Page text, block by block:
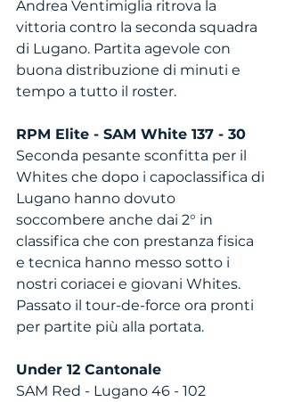
Andrea Ventimiglia ritrova la
vittoria contro la seconda squadra
di Lugano. Partita agevole con
buona distribuzione di minuti e
tempo a tutto il roster.
RPM Elite - SAM White 137 - 30
Seconda pesante sconfitta per il
Whites che dopo i capoclassifica di
Lugano hanno dovuto
soccombere anche dai 2° in
classifica che con prestanza fisica
e tecnica hanno messo sotto i
nostri coriacei e giovani Whites.
Passato il tour-de-force ora pronti
per partite più alla portata.
Under 12 Cantonale
SAM Red - Lugano 46 - 102